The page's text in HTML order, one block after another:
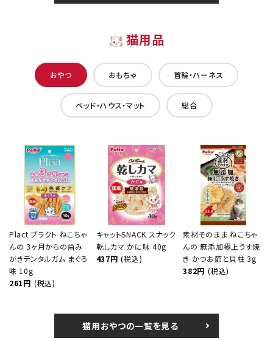
猫用品
おやつ おもちゃ 首輪・ハーネス
ベッド・ハウス・マット 総合
Plact プラクト ねこちゃ
んの 3ヶ月からの歯み
がきデンタルガム まぐろ
味 10g
261円 (税込)
キャットSNACK スナック
乾しカマ かに味 40g
437円 (税込)
素材そのまま ねこちゃ
んの 無添加極上うす焼
き かつお節と貝柱 3g
382円 (税込)
猫用おやつの一覧を見る